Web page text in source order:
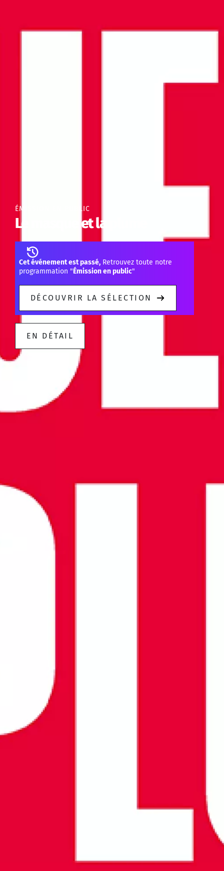
ÉMISSION EN PUBLIC
Le masque et la plume
Cet événement est passé, Retrouvez toute notre
programmation "Émission en public"
DÉCOUVRIR LA SÉLECTION
EN DÉTAIL